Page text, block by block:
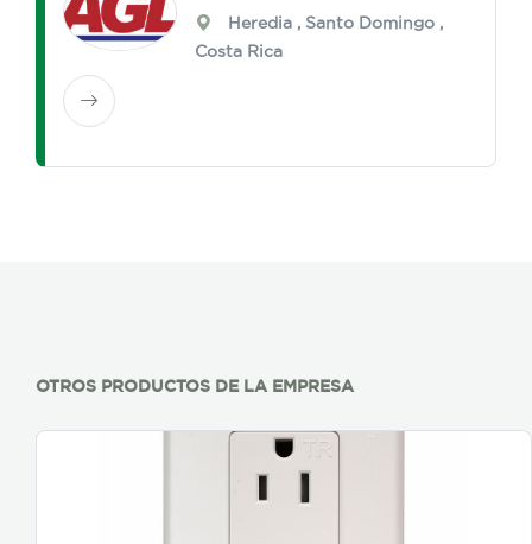
Heredia , Santo Domingo ,
Costa Rica
OTROS PRODUCTOS DE LA EMPRESA